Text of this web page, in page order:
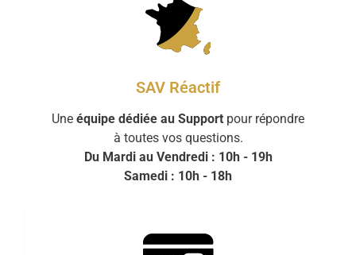
SAV Réactif
Une équipe dédiée au Support pour répondre
à toutes vos questions.
Du Mardi au Vendredi : 10h - 19h
Samedi : 10h - 18h